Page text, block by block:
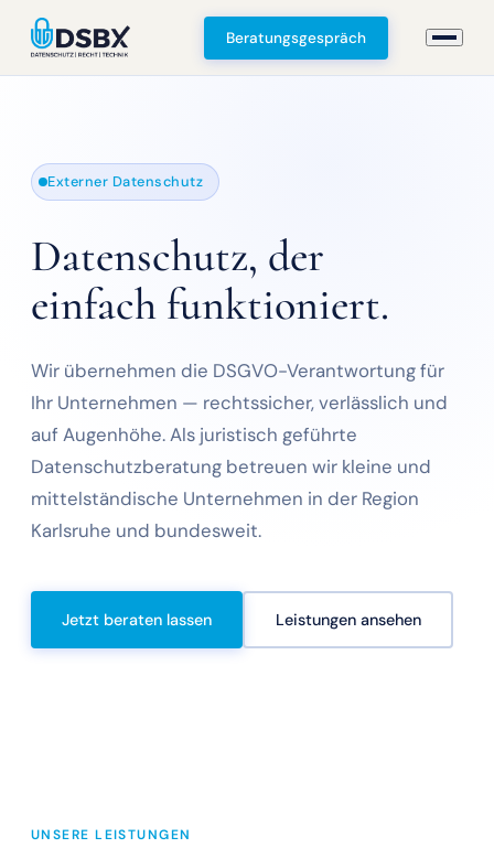
Beratungsgespräch
Externer Datenschutz
Datenschutz, der
einfach funktioniert.
Wir übernehmen die DSGVO-Verantwortung für
Ihr Unternehmen — rechtssicher, verlässlich und
auf Augenhöhe. Als juristisch geführte
Datenschutzberatung betreuen wir kleine und
mittelständische Unternehmen in der Region
Karlsruhe und bundesweit.
Jetzt beraten lassen Leistungen ansehen
UNSERE LEISTUNGEN